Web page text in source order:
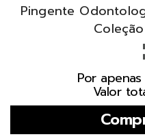
Pingente
Por apenas
Valor